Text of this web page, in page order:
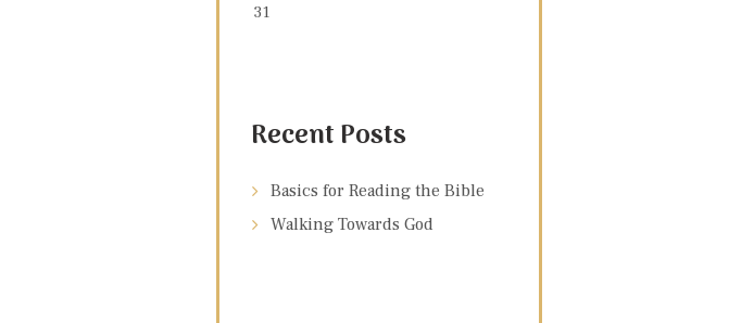
31
Recent Posts
Basics for Reading the Bible
Walking Towards God